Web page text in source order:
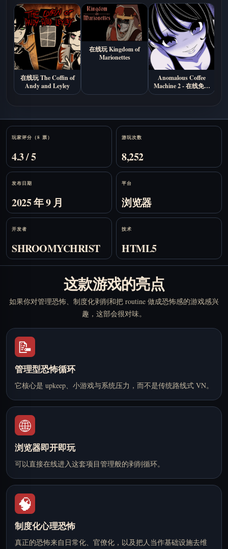
在线玩 The Coffin of
Andy and Leyley
在线玩 Kingdom of
Marionettes
Anomalous Coffee
Machine 2 - 在线免费
游玩
Stats
玩家评分（8 票）
4.3 / 5
游玩次数
8,252
发布日期
2025 年 9 月
平台
浏览器
开发者
SHROOMYCHRIST
技术
HTML5
这款游戏的亮点
如果你对管理恐怖、制度化剥削和把 routine 做成恐怖感的游戏感兴
趣，这部会很对味。
📝
管理型恐怖循环
它核心是 upkeep、小游戏与系统压力，而不是传统路线式 VN。
🌐
浏览器即开即玩
可以直接在线进入这套项目管理般的剥削循环。
🧠
制度化心理恐怖
真正的恐怖来自日常化、官僚化，以及把人当作基础设施去维